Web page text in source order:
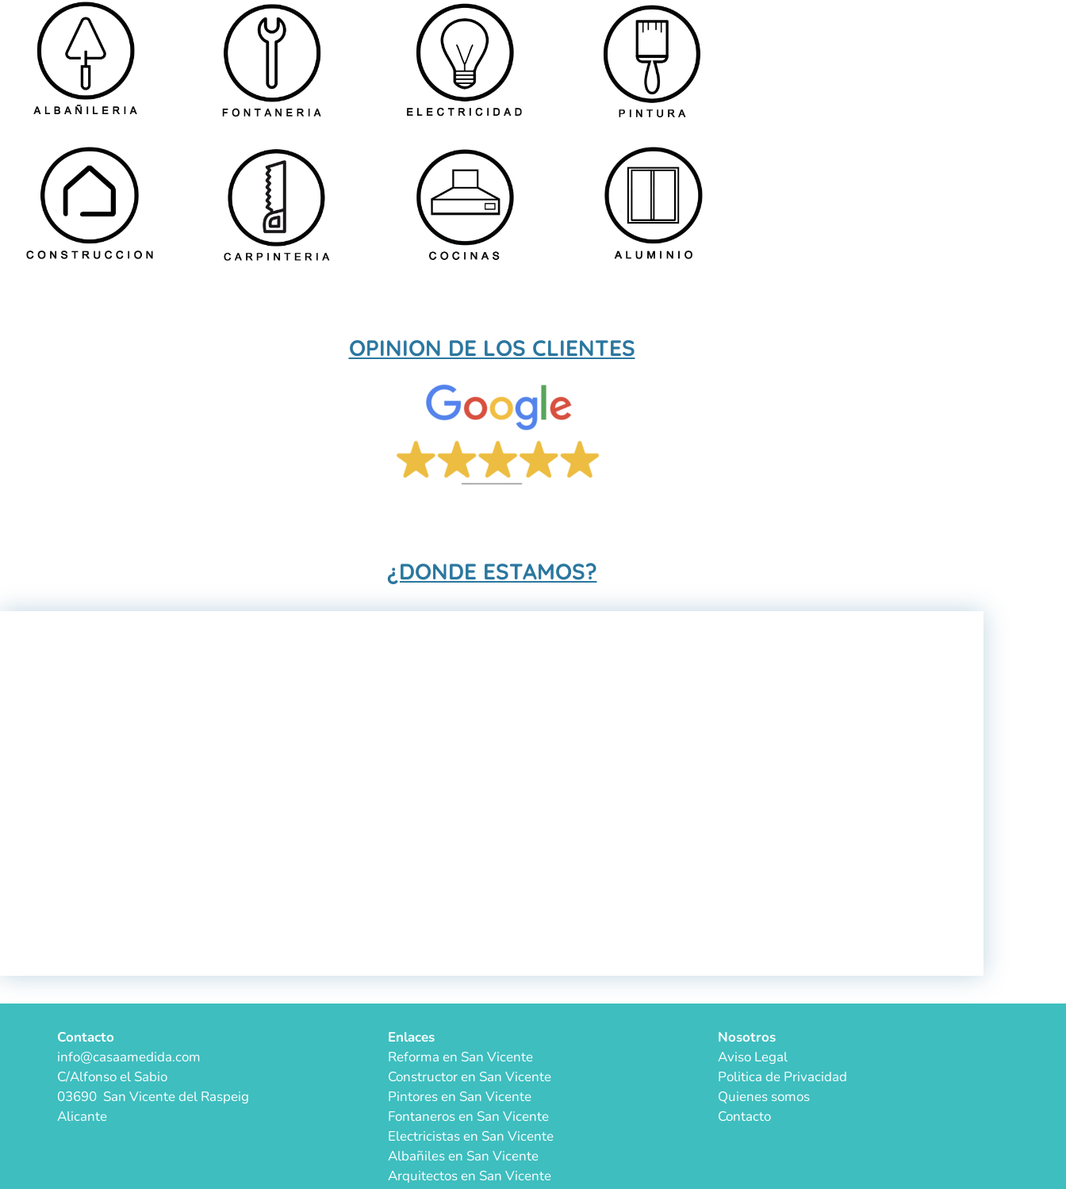
OPINION DE LOS CLIENTES
¿DONDE ESTAMOS?
Contacto
info@casaamedida.com
C/Alfonso el Sabio
03690 San Vicente del Raspeig
Alicante
Enlaces
Reforma en San Vicente
Constructor en San Vicente
Pintores en San Vicente
Fontaneros en San Vicente
Electricistas en San Vicente
Albañiles en San Vicente
Arquitectos en San Vicente
Nosotros
Aviso Legal
Politica de Privacidad
Quienes somos
Contacto